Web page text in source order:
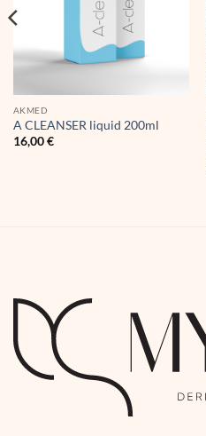
AKMED
A CLEANSER liquid 200ml
16,00€